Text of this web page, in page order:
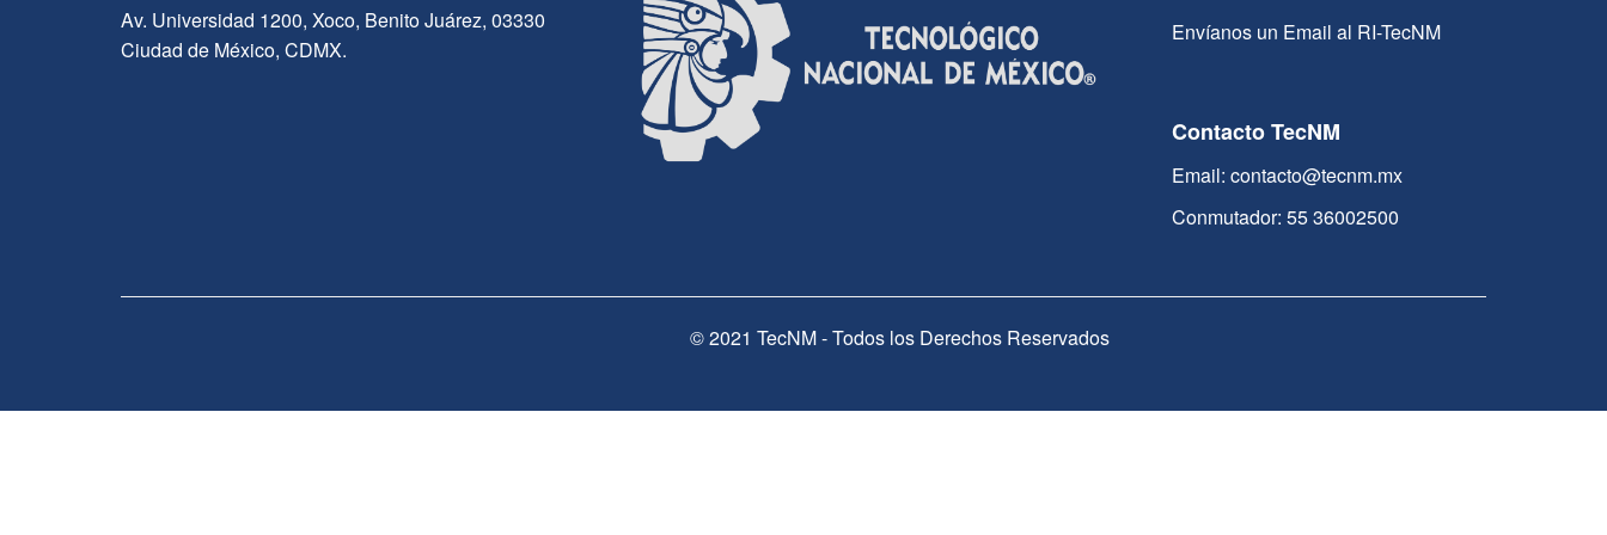
Av. Universidad 1200, Xoco, Benito Juárez, 03330
Ciudad de México, CDMX.
Envíanos un Email al RI-TecNM
Contacto TecNM
Email: contacto@tecnm.mx
Conmutador: 55 36002500
© 2021 TecNM - Todos los Derechos Reservados